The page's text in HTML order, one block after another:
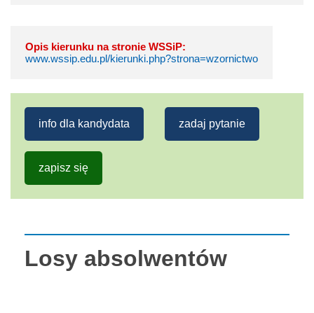
Opis kierunku na stronie WSSiP:
www.wssip.edu.pl/kierunki.php?strona=wzornictwo
info dla kandydata zadaj pytanie
zapisz się
Losy absolwentów